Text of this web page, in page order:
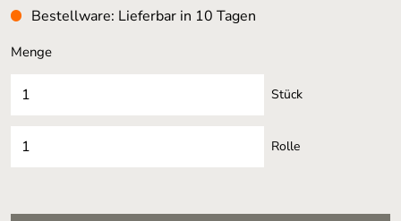
Bestellware: Lieferbar in 10 Tagen
Menge
Stück
Rolle